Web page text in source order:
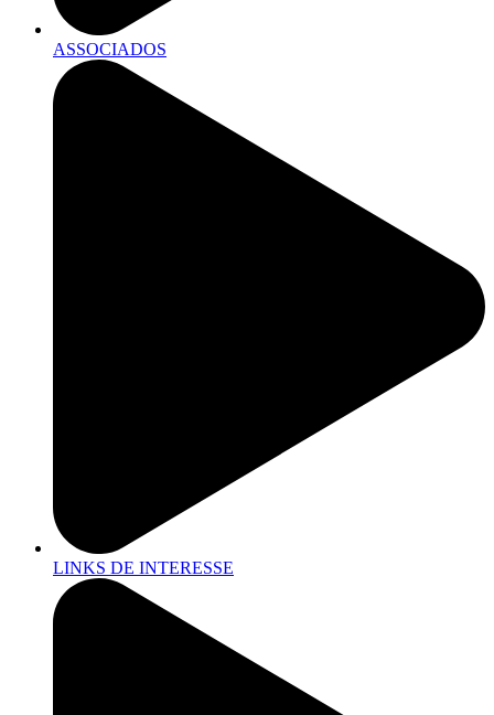
ASSOCIADOS
LINKS DE INTERESSE